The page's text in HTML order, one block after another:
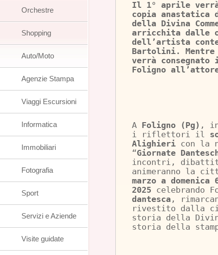
Il 1° aprile verrà
copia anastatica
della Divina
arricchita dalle
dell’artista
Bartolini. Mentre
verrà
Foligno
A Foligno (Pg) ,
i riflettori il
Alighieri con la
“Giornate
incontri,
animeranno la
marzo a
2025 celebrando
dantesca ,
rivestito dalla
storia della
storia della
Orchestre
Shopping
Auto/Moto
Agenzie Stampa
Viaggi Escursioni
Informatica
Immobiliari
Fotografia
Sport
Servizi e Aziende
Visite guidate